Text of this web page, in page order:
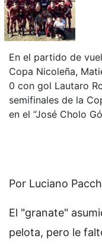
En el partido de
Copa Nicoleña,
0 con gol Lautaro
semifinales de la
en el “José Cholo
Por Luciano
El "granate"
pelota, pero le